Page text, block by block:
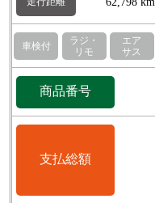
車検付
ラジ・
リモ
エア
サス
商品番号
支払総額